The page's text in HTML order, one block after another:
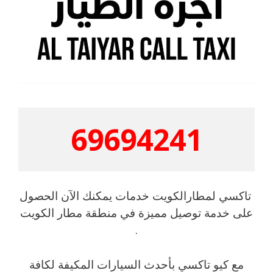
69694241
تاكسي لمطارالكويت خدمات يمكنك الآن الحصول
على خدمة توصيل مميزة في منطقة مطار الكويت
.
مع كيو تاكسي بأحدث السيارات المكيفة لكافة